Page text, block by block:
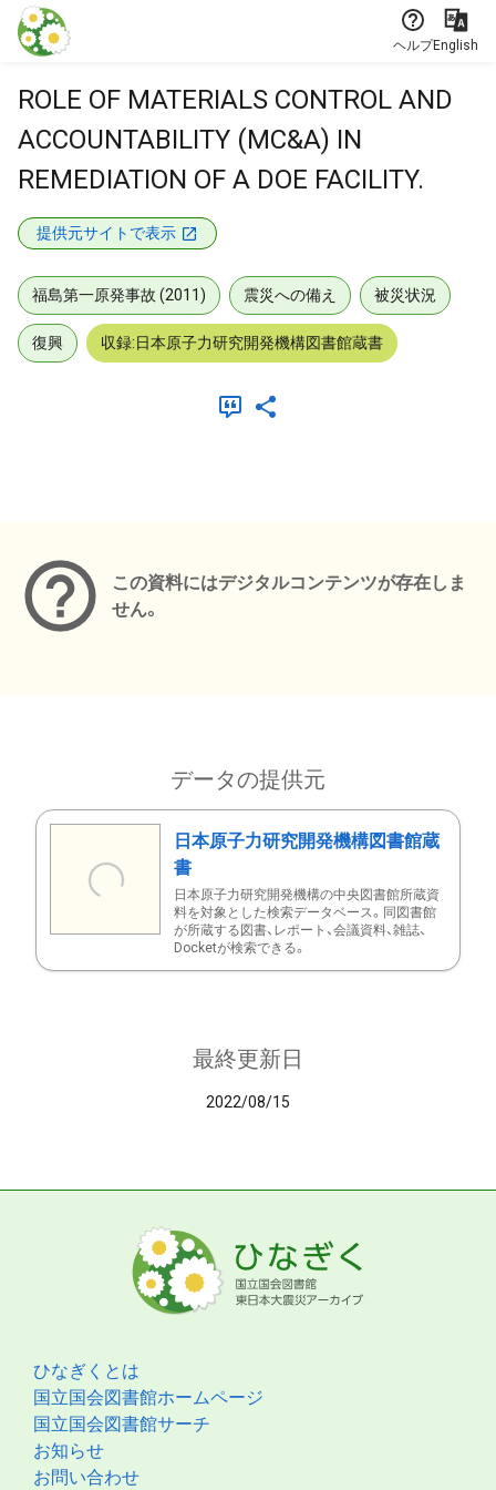
本文に飛ぶ
ヘルプEnglish
ROLE OF MATERIALS CONTROL AND
ACCOUNTABILITY (MC&A) IN
REMEDIATION OF A DOE FACILITY.
提供元サイトで表示
福島第一原発事故 (2011) 震災への備え 被災状況
復興 収録:日本原子力研究開発機構図書館蔵書
この資料にはデジタルコンテンツが存在しま
せん。
データの提供元
日本原子力研究開発機構図書館蔵
書
日本原子力研究開発機構の中央図書館所蔵資
料を対象とした検索データベース。同図書館
が所蔵する図書、レポート、会議資料、雑誌、
Docketが検索できる。
最終更新日
2022/08/15
ひなぎくとは
国立国会図書館ホームページ
国立国会図書館サーチ
お知らせ
お問い合わせ